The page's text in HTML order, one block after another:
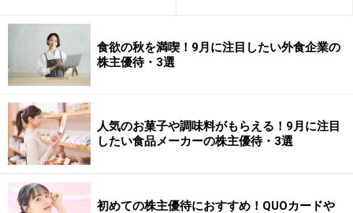
今回は1000株を購入し、3500円相当の自社取扱商品（水
産加工品）を獲得したケースを想定しています（つまり
優待券を3500円として計算）。
水産物がお好きな方でしたら面白い株主優待を出す銘柄
ではありますが、足下の業績は厳しく、2013年3月期は
営業利益、経常利益、純損益共に最終赤字の見込みで
す。それでも日本株全体の上昇に乗って株価は上昇して
食欲の秋を満喫！9月に注目したい外食企業の
株主優待・3選
人気のお菓子や調味料がもらえる！9月に注目
したい食品メーカーの株主優待・3選
初めての株主優待におすすめ！QUOカードや